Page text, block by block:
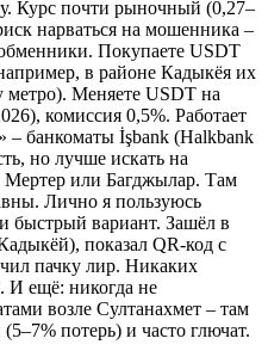
Курс почти рыночный (0,27–
нарваться на мошенника –
Покупаете USDT
в районе Кадыкёя их
Меняете USDT на
комиссия 0,5%. Работает
– банкоматы İşbank (Halkbank
но лучше искать на
Мертер или Багджылар. Там
Лично я пользуюсь
быстрый вариант. Зашёл в
показал QR-код с
пачку лир. Никаких
И ещё: никогда не
возле Султанахмет – там
потерь) и часто глючат.